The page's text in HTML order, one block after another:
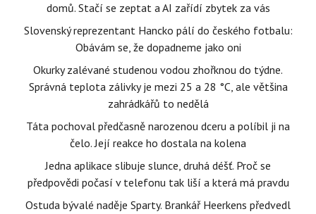
domů. Stačí se zeptat a AI zařídí zbytek za vás
Slovenský reprezentant Hancko pálí do českého fotbalu:
Obávám se, že dopadneme jako oni
Okurky zalévané studenou vodou zhořknou do týdne.
Správná teplota zálivky je mezi 25 a 28 °C, ale většina
zahrádkářů to nedělá
Táta pochoval předčasně narozenou dceru a políbil ji na
čelo. Její reakce ho dostala na kolena
Jedna aplikace slibuje slunce, druhá déšť. Proč se
předpovědi počasí v telefonu tak liší a která má pravdu
Ostuda bývalé naděje Sparty. Brankář Heerkens předvedl